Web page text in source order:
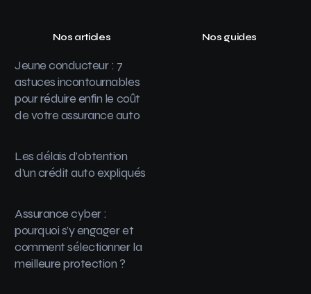
Nos articles
Jeune conducteur : 7
astuces incontournables
pour réduire enfin le coût
de votre assurance auto
Les délais d’obtention
d’un crédit auto expliqués
Assurance cyber :
pourquoi s’y engager et
comment sélectionner la
meilleure protection ?
Nos guides